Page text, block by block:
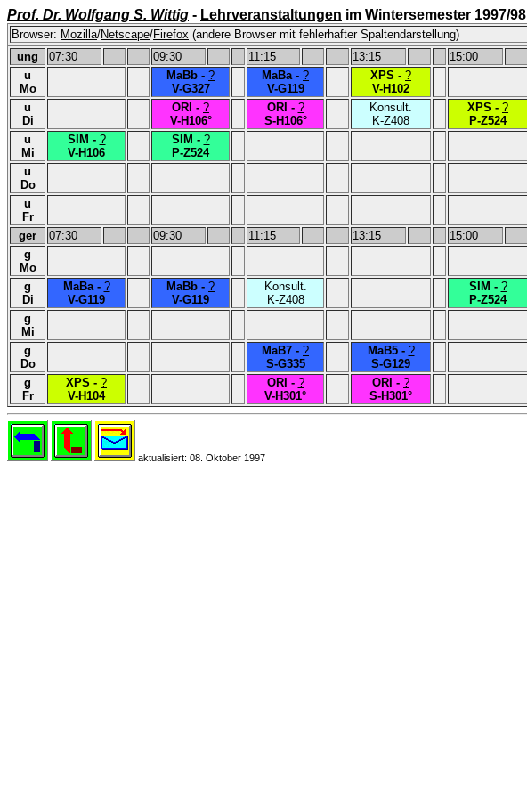
Prof. Dr. Wolfgang S. Wittig - Lehrveranstaltungen im Wintersemester 1997/98
Browser: Mozilla/Netscape/Firefox (andere Browser mit fehlerhafter Spaltendarstellung)
ung
07:30 09:30 11:15 13:15 15:00
u
Mo
MaBb - ?
V-G327
MaBa - ?
V-G119
XPS - ?
V-H102
u
Di
ORI - ?
V-H106°
ORI - ?
S-H106°
Konsult.
K-Z408
XPS - ?
P-Z524
u
Mi
SIM - ?
V-H106
SIM - ?
P-Z524
u
Do
u
Fr
ger
07:30 09:30 11:15 13:15 15:00
g
Mo
g
Di
MaBa - ?
V-G119
MaBb - ?
V-G119
Konsult.
K-Z408
SIM - ?
P-Z524
g
Mi
g
Do
MaB7 - ?
S-G335
MaB5 - ?
S-G129
g
Fr
XPS - ?
V-H104
ORI - ?
V-H301°
ORI - ?
S-H301°
aktualisiert: 08. Oktober 1997